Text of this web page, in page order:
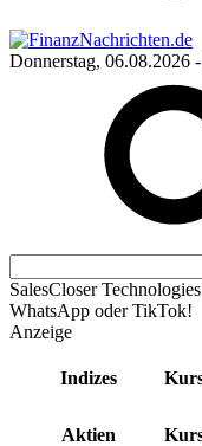
Donnerstag, 06.08.2026
SalesCloser
WhatsApp oder TikTok!
Anzeige
Indizes
Aktien